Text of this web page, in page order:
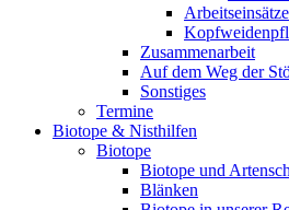
Arbeitseinsätze
Zusammenarbeit
Auf dem Weg der
Sonstiges
Termine
Biotope & Nisthilfen
Biotope
Biotope und
Blänken